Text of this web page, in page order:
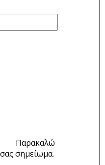
Παρακαλώ
σημείωμα.